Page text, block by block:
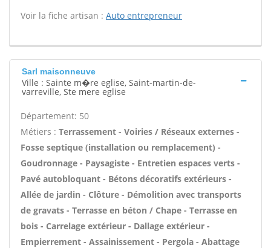
Voir la fiche artisan : Auto entrepreneur
Sarl maisonneuve
Ville : Sainte m�re eglise, Saint-martin-de-
varreville, Ste mere eglise
Département: 50
Métiers : Terrassement - Voiries / Réseaux externes -
Fosse septique (installation ou remplacement) -
Goudronnage - Paysagiste - Entretien espaces verts -
Pavé autobloquant - Bétons décoratifs extérieurs -
Allée de jardin - Clôture - Démolition avec transports
de gravats - Terrasse en béton / Chape - Terrasse en
bois - Carrelage extérieur - Dallage extérieur -
Empierrement - Assainissement - Pergola - Abattage